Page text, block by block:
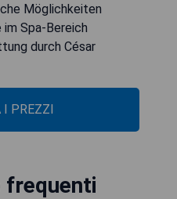
Möglichkeiten
Spa-Bereich
durch César
I PREZZI
frequenti